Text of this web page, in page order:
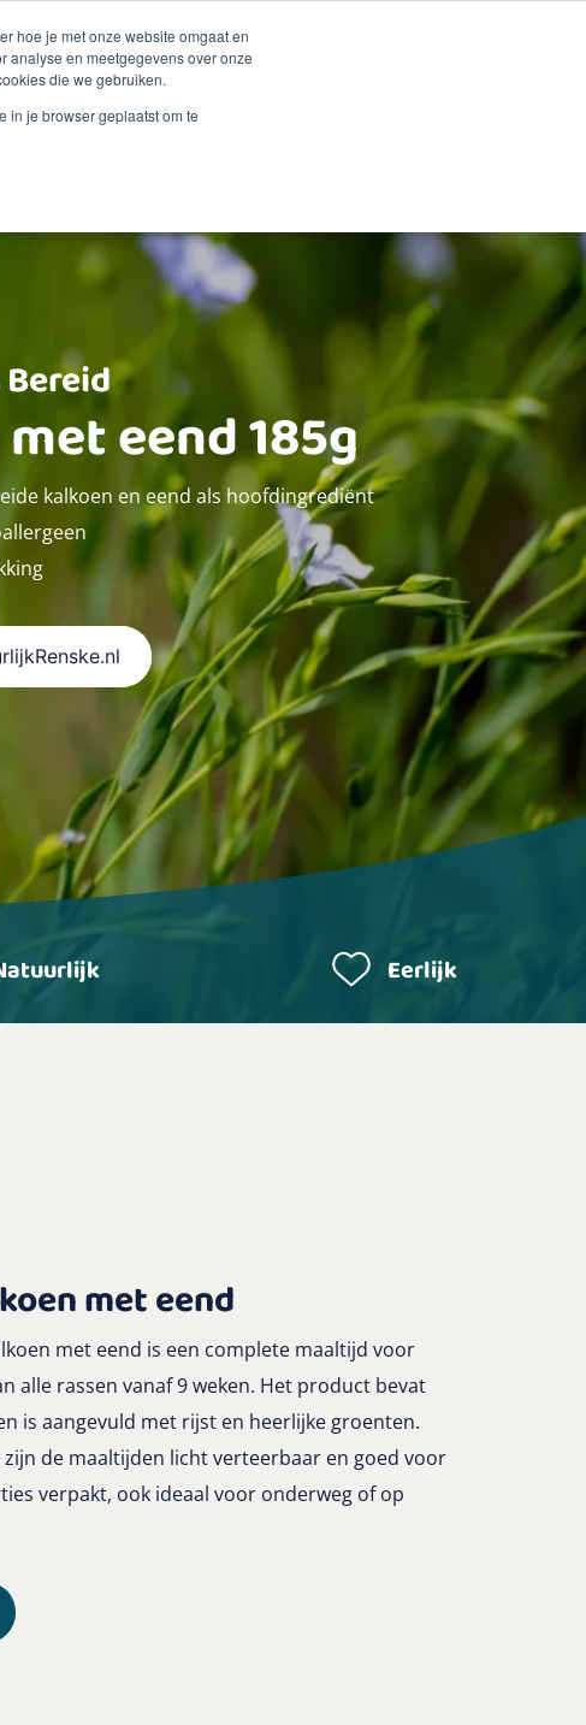
hoe je met onze website omgaat en
analyse en meetgegevens over onze
die we gebruiken.
in je browser geplaatst om te
Duurzaamheid
Over Renske Verkooppunten
eend 185g
kalkoen en eend als hoofdingrediënt
Eerlijk
met eend
met eend is een complete maaltijd voor
alle rassen vanaf 9 weken. Het product bevat
is aangevuld met rijst en heerlijke groenten.
de maaltijden licht verteerbaar en goed voor
verpakt, ook ideaal voor onderweg of op